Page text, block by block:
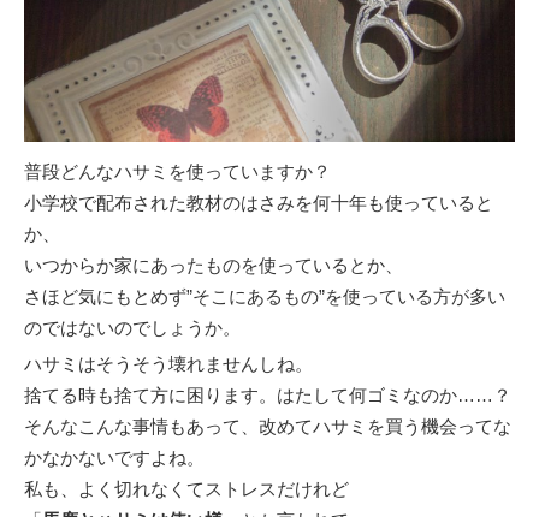
普段どんなハサミを使っていますか？
小学校で配布された教材のはさみを何十年も使っていると
か、
いつからか家にあったものを使っているとか、
さほど気にもとめず”そこにあるもの”を使っている方が多い
のではないのでしょうか。
ハサミはそうそう壊れませんしね。
捨てる時も捨て方に困ります。はたして何ゴミなのか……？
そんなこんな事情もあって、改めてハサミを買う機会ってな
かなかないですよね。
私も、よく切れなくてストレスだけれど